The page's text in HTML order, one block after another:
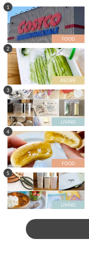
1
2
3
4
5